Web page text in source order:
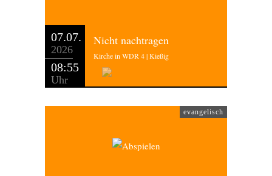
07.07.
2026
08:55
Uhr
Nicht nachtragen
Kirche in WDR 4 | Kießig
evangelisch